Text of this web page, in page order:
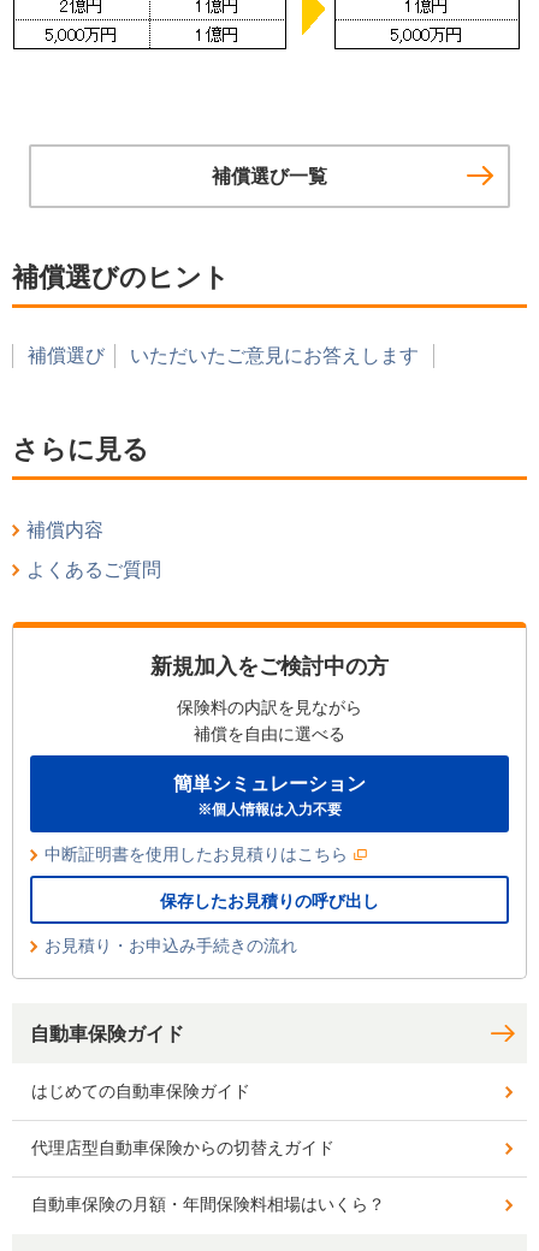
補償選び一覧
補償選びのヒント
補償選び いただいたご意見にお答えします
さらに見る
補償内容
よくあるご質問
新規加入をご検討中の方
保険料の内訳を見ながら
補償を自由に選べる
簡単シミュレーション
※個人情報は入力不要
中断証明書を使用したお見積りはこちら
保存したお見積りの呼び出し
お見積り・お申込み手続きの流れ
自動車保険ガイド
はじめての自動車保険ガイド
代理店型自動車保険からの切替えガイド
自動車保険の月額・年間保険料相場はいくら？